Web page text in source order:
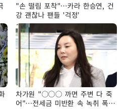
"손 떨림 포착"…카라 한승연, 건
강 괜찮나 팬들 '걱정'
차가원 "○○○ 까면 주변 다 죽
어"…전세금 미반환 속 녹취 폭로